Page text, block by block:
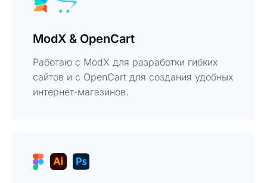
ModX & OpenCart
Работаю с ModX для разработки гибких
сайтов и с OpenCart для создания удобных
интернет-магазинов.